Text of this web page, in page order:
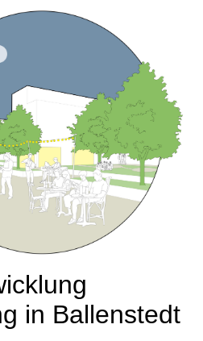
in Ballenstedt